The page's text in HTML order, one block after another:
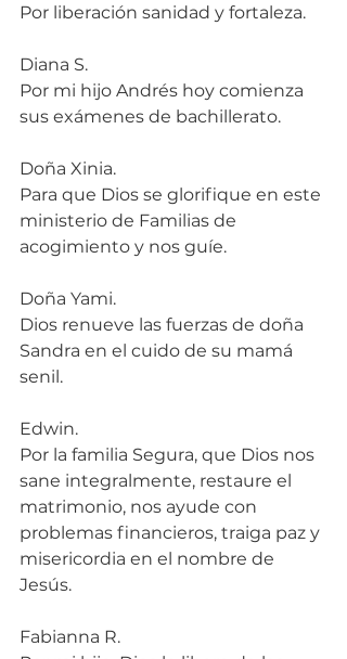
Por liberación sanidad y fortaleza.
Diana S.
Por mi hijo Andrés hoy comienza
sus exámenes de bachillerato.
Doña Xinia.
Para que Dios se glorifique en este
ministerio de Familias de
acogimiento y nos guíe.
Doña Yami.
Dios renueve las fuerzas de doña
Sandra en el cuido de su mamá
senil.
Edwin.
Por la familia Segura, que Dios nos
sane integralmente, restaure el
matrimonio, nos ayude con
problemas financieros, traiga paz y
misericordia en el nombre de
Jesús.
Fabianna R.